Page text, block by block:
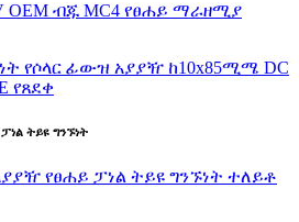
OEM ብጁ MC4 የፀሐይ ማራዘሚያ
ትይዩ ግንኙነት